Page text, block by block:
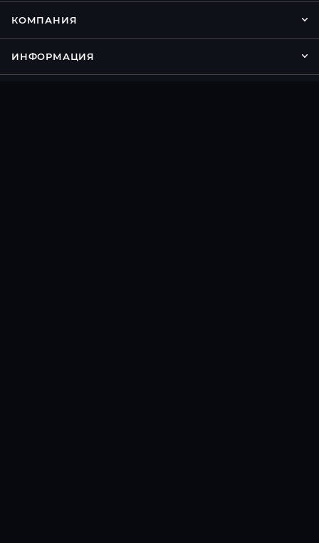
КОМПАНИЯ
ИНФОРМАЦИЯ